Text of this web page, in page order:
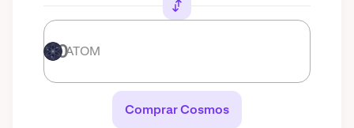
ATOM ATOM
Comprar Cosmos